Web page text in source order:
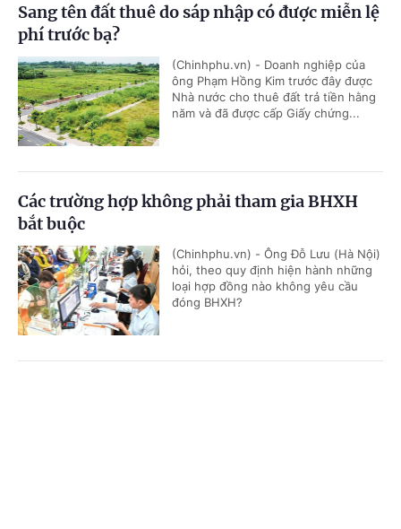
Sang tên đất thuê do sáp nhập có được miễn lệ
phí trước bạ?
(Chinhphu.vn) - Doanh nghiệp của
ông Phạm Hồng Kim trước đây được
Nhà nước cho thuê đất trả tiền hằng
năm và đã được cấp Giấy chứng...
Các trường hợp không phải tham gia BHXH
bắt buộc
(Chinhphu.vn) - Ông Đỗ Lưu (Hà Nội)
hỏi, theo quy định hiện hành những
loại hợp đồng nào không yêu cầu
đóng BHXH?